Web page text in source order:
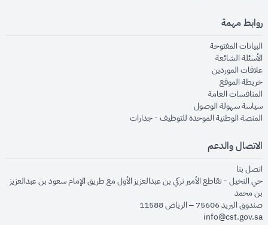
روابط مهمة
البيانات المفتوحةopens in new window
الأسئلة الشائعةopens in new window
علاقات الموردينopens in new window
خريطة الموقعopens in new window
المنافسات العامةopens in new window
سياسة سهولة الوصولopens in new window
المنصة الوطنية الموحدة للتوظيف - جداراتopens in new window
الاتصال والدعم
اتصل بنا
حي النخيل - تقاطع الأمير تركي بن عبدالعزيز الأول مع طريق الإمام سعود بن عبدالعزيز
بن محمد
صندوق البريد 75606 – الرياض 11588
info@cst.gov.sa